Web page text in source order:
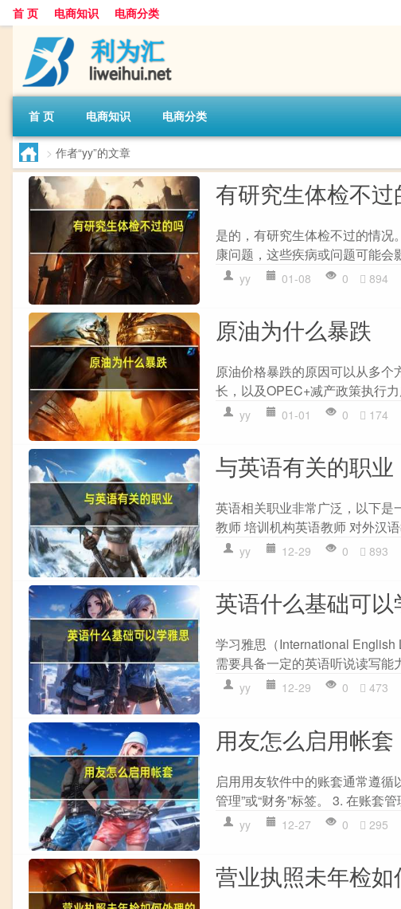
首 页 电商知识 电商分类
首 页 电商知识 电商分类
> 作者“yy”的文章
有研究生体检不过
是的，有研究生体检不过的情
康问题，这些疾病或问题可能会
yy 01-08 0 894
原油为什么暴跌
原油价格暴跌的原因可以从多个
长，以及OPEC+减产政策执行
yy 01-01 0 174
与英语有关的职业
英语相关职业非常广泛，以下是
教师 培训机构英语教师 对外汉
yy 12-29 0 893
英语什么基础可以
学习雅思（International
需要具备一定的英语听说读写能
yy 12-29 0 473
用友怎么启用帐套
启用用友软件中的账套通常遵循
管理”或“财务”标签。 3. 在账套
yy 12-27 0 295
营业执照未年检如